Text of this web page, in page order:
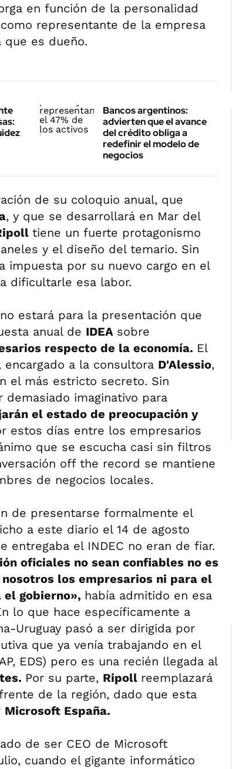
en función de la personalidad
representante de la empresa
es dueño.
Bancos argentinos:
advierten que el avance
del crédito obliga a
redefinir el modelo de
negocios
de su coloquio anual, que
, y que se desarrollará en Mar del
tiene un fuerte protagonismo
y el diseño del temario. Sin
impuesta por su nuevo cargo en el
dificultarle esa labor.
no estará para la presentación que
anual de IDEA sobre
respecto de la economía. El
a la consultora D'Alessio,
el más estricto secreto. Sin
imaginativo para
el estado de preocupación y
estos días entre los empresarios
que se escucha casi sin filtros
off the record se mantiene
de negocios locales.
de presentarse formalmente el
a este diario el 14 de agosto
entregaba el INDEC no eran de fiar.
oficiales no sean confiables no es
los empresarios ni para el
gobierno», había admitido en esa
lo que hace específicamente a
Uruguay pasó a ser dirigida por
que ya venía trabajando en el
EDS) pero es una recién llegada al
Por su parte, Ripoll reemplazará
de la región, dado que esta
Microsoft España.
de ser CEO de Microsoft
cuando el gigante informático